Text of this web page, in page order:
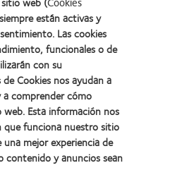
éxito con los lentes
él posibles alternativas. Además,
avanzando y que lo mantendrá
que se presenten.
preocupa por sus necesidades,
más leal.
están activas y
Las cookies
funcionales o de
con su
Cookies nos ayudan a
comprender cómo
Esta información nos
funciona nuestro sitio
mejor experiencia de
contenido y anuncios sean